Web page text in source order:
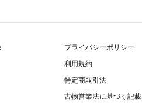
プライバシーポリシー
利用規約
特定商取引法
古物営業法に基づく記載